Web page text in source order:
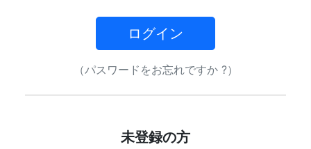
ログイン
（パスワードをお忘れですか ?）
未登録の方